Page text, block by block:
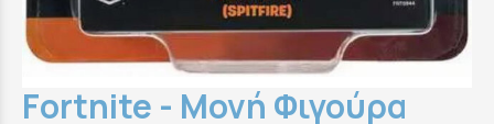
Fortnite - Μονή Φιγούρα